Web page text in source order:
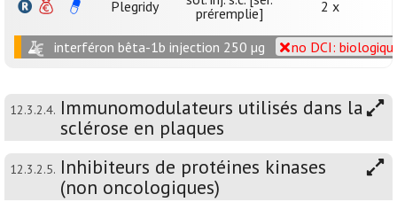
Plegridy
préremplie]
2 x
interféron bêta-1b injection 250 µg no DCI:
12.3.2.4. Immunomodulateurs utilisés dans la
sclérose en plaques
12.3.2.5. Inhibiteurs de protéines kinases
(non oncologiques)